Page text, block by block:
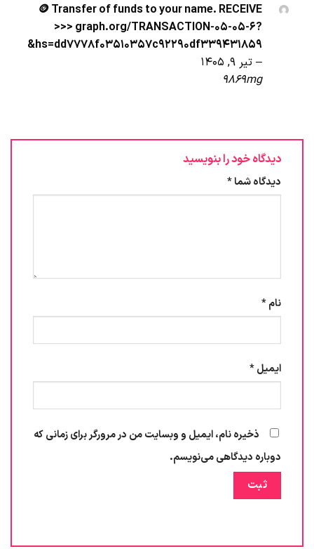
🪙 Transfer of funds to your name. RECEIVE
>>> graph.org/TRANSACTION-05-05-6?
hs=dd7778f03510357c92290df339431859&
– تیر 9, 1405
9869mg
دیدگاه خود را بنویسید
دیدگاه شما*
نام*
ایمیل*
ذخیره نام، ایمیل و وبسایت من در مرورگر برای زمانی که
دوباره دیدگاهی می‌نویسم.